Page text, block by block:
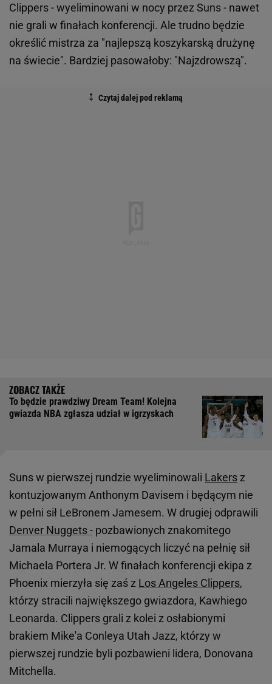
Clippers - wyeliminowani w nocy przez Suns - nawet
nie grali w finałach konferencji. Ale trudno będzie
określić mistrza za "najlepszą koszykarską drużynę
na świecie". Bardziej pasowałoby: "Najzdrowszą".
To będzie prawdziwy Dream Team! Kolejna
gwiazda NBA zgłasza udział w igrzyskach
Suns w pierwszej rundzie wyeliminowali Lakers z
kontuzjowanym Anthonym Davisem i będącym nie
w pełni sił LeBronem Jamesem. W drugiej odprawili
Denver Nuggets - pozbawionych znakomitego
Jamala Murraya i niemogących liczyć na pełnię sił
Michaela Portera Jr. W finałach konferencji ekipa z
Phoenix mierzyła się zaś z Los Angeles Clippers,
którzy stracili największego gwiazdora, Kawhiego
Leonarda. Clippers grali z kolei z osłabionymi
brakiem Mike'a Conleya Utah Jazz, którzy w
pierwszej rundzie byli pozbawieni lidera, Donovana
Mitchella.